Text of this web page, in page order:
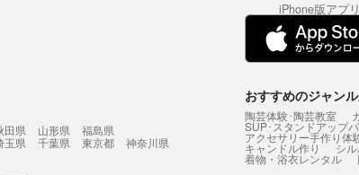
iPhone版アプリ
田県 山形県
福島県
玉県 千葉県 東京都
神奈川県
おすすめのジャン
陶芸体験･陶芸教室
SUP･スタンドアップ
アクセサリー手作り体
キャンドル作り シ
着物・浴衣レンタル